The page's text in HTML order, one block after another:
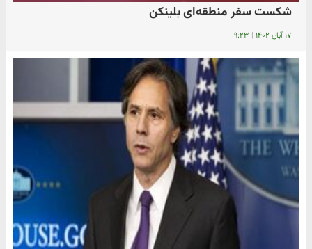
شکست سفر منطقه‌ای بلینکن
۱۷ آبان ۱۴۰۲ | ۹:۲۳